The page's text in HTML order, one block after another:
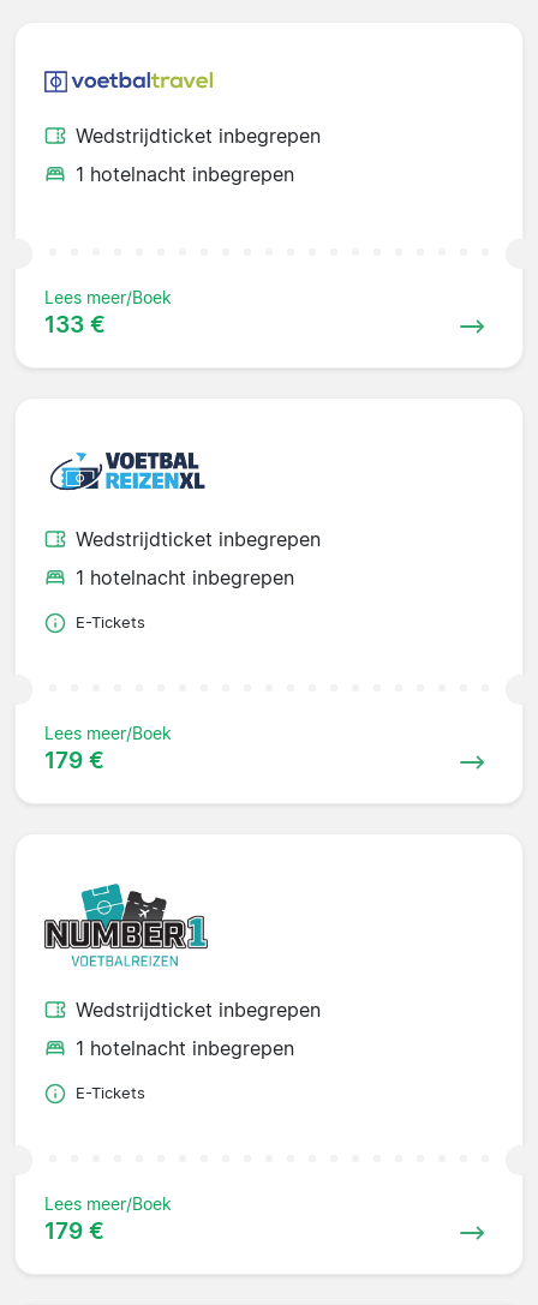
Wedstrijdticket inbegrepen
1 hotelnacht inbegrepen
Lees meer/Boek
133 €
Wedstrijdticket inbegrepen
1 hotelnacht inbegrepen
E-Tickets
Lees meer/Boek
179 €
Wedstrijdticket inbegrepen
1 hotelnacht inbegrepen
E-Tickets
Lees meer/Boek
179 €